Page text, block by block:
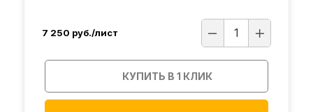
7 250 руб./лист
КУПИТЬ В 1 КЛИК